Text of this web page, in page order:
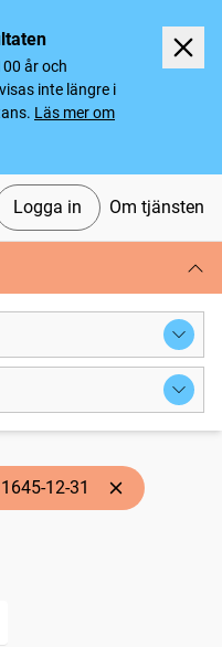
år och
inte längre i
Läs mer om
Logga in Om tjänsten
12-31